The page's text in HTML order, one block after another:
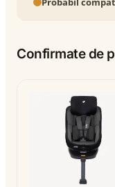
Confirmate de